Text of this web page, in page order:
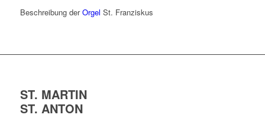
Beschreibung derOrgel St. Franziskus
ST. MARTIN
ST. ANTON